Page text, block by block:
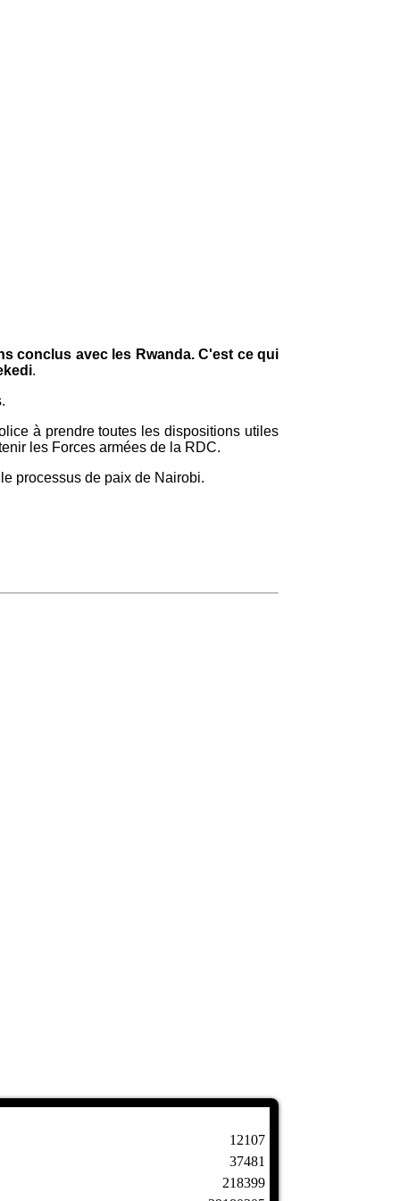
conclus avec les Rwanda. C'est ce qui
.
à prendre toutes les dispositions utiles
les Forces armées de la RDC.
processus de paix de Nairobi.
12107
37481
218399